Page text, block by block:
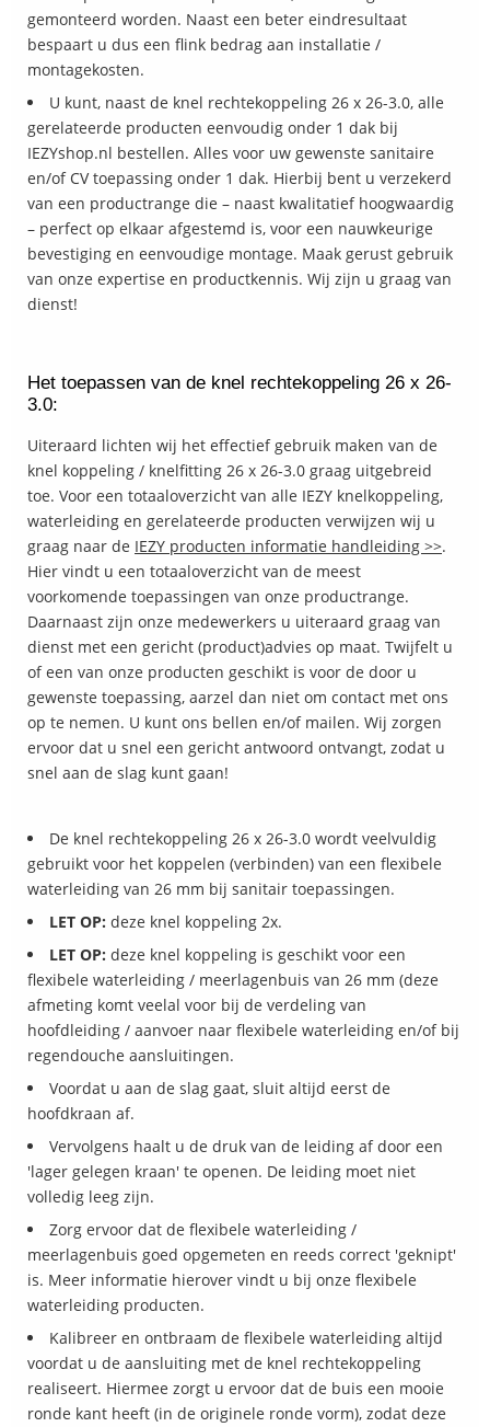
gemonteerd worden. Naast een beter eindresultaat
bespaart u dus een flink bedrag aan installatie /
montagekosten.
U kunt, naast de knel rechtekoppeling 26 x 26-3.0, alle
gerelateerde producten eenvoudig onder 1 dak bij
IEZYshop.nl bestellen. Alles voor uw gewenste sanitaire
en/of CV toepassing onder 1 dak. Hierbij bent u verzekerd
van een productrange die – naast kwalitatief hoogwaardig
– perfect op elkaar afgestemd is, voor een nauwkeurige
bevestiging en eenvoudige montage. Maak gerust gebruik
van onze expertise en productkennis. Wij zijn u graag van
dienst!
Het toepassen van de knel rechtekoppeling 26 x 26-
3.0:
Uiteraard lichten wij het effectief gebruik maken van de
knel koppeling / knelfitting 26 x 26-3.0 graag uitgebreid
toe. Voor een totaaloverzicht van alle IEZY knelkoppeling,
waterleiding en gerelateerde producten verwijzen wij u
graag naar de IEZY producten informatie handleiding >>.
Hier vindt u een totaaloverzicht van de meest
voorkomende toepassingen van onze productrange.
Daarnaast zijn onze medewerkers u uiteraard graag van
dienst met een gericht (product)advies op maat. Twijfelt u
of een van onze producten geschikt is voor de door u
gewenste toepassing, aarzel dan niet om contact met ons
op te nemen. U kunt ons bellen en/of mailen. Wij zorgen
ervoor dat u snel een gericht antwoord ontvangt, zodat u
snel aan de slag kunt gaan!
De knel rechtekoppeling 26 x 26-3.0 wordt veelvuldig
gebruikt voor het koppelen (verbinden) van een flexibele
waterleiding van 26 mm bij sanitair toepassingen.
LET OP: deze knel koppeling 2x.
LET OP: deze knel koppeling is geschikt voor een
flexibele waterleiding / meerlagenbuis van 26 mm (deze
afmeting komt veelal voor bij de verdeling van
hoofdleiding / aanvoer naar flexibele waterleiding en/of bij
regendouche aansluitingen.
Voordat u aan de slag gaat, sluit altijd eerst de
hoofdkraan af.
Vervolgens haalt u de druk van de leiding af door een
'lager gelegen kraan' te openen. De leiding moet niet
volledig leeg zijn.
Zorg ervoor dat de flexibele waterleiding /
meerlagenbuis goed opgemeten en reeds correct 'geknipt'
is. Meer informatie hierover vindt u bij onze flexibele
waterleiding producten.
Kalibreer en ontbraam de flexibele waterleiding altijd
voordat u de aansluiting met de knel rechtekoppeling
realiseert. Hiermee zorgt u ervoor dat de buis een mooie
ronde kant heeft (in de originele ronde vorm), zodat deze